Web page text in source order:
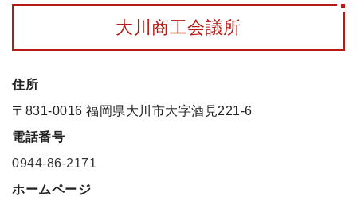
大川商工会議所
住所
〒831-0016 福岡県大川市大字酒見221-6
電話番号
0944-86-2171
ホームページ